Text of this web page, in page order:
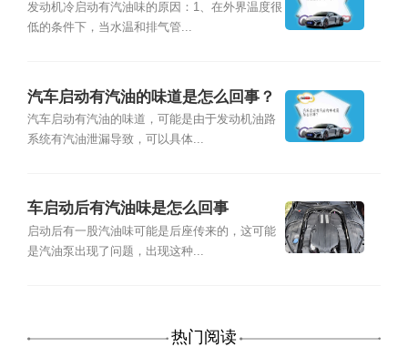
发动机冷启动有汽油味的原因：1、在外界温度很
低的条件下，当水温和排气管...
汽车启动有汽油的味道是怎么回事？
汽车启动有汽油的味道，可能是由于发动机油路
系统有汽油泄漏导致，可以具体...
车启动后有汽油味是怎么回事
启动后有一股汽油味可能是后座传来的，这可能
是汽油泵出现了问题，出现这种...
热门阅读